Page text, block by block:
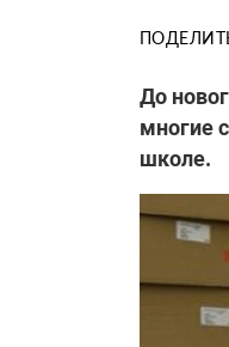
До
многие
школе.